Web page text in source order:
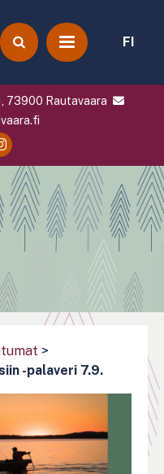
FI
73900 Rautavaara
>
-palaveri 7.9.